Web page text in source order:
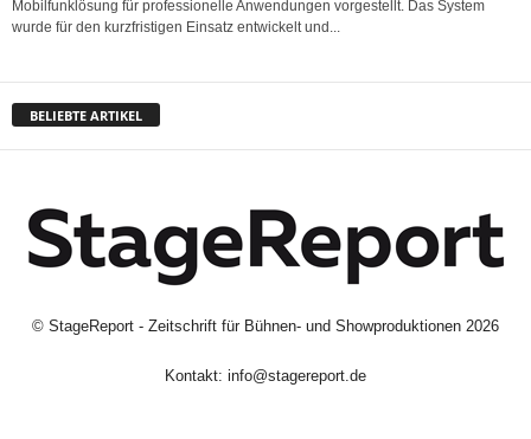
Mobilfunklösung für professionelle Anwendungen vorgestellt. Das System
wurde für den kurzfristigen Einsatz entwickelt und...
BELIEBTE ARTIKEL
© StageReport - Zeitschrift für Bühnen- und Showproduktionen 2026
Kontakt: info@stagereport.de